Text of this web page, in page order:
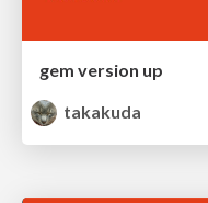
gem version up
takakuda